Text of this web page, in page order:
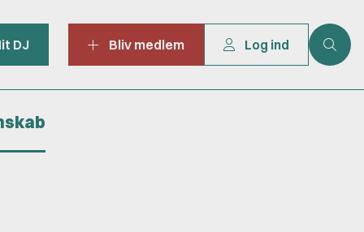
DJ Bliv medlem Log ind